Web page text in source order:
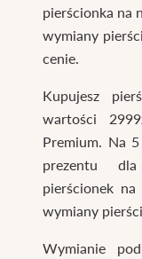
pierścionka na
wymiany
cenie.
Kupujesz
wartości
Premium. Na
prezentu
pierścionek
wymiany
Wymianie